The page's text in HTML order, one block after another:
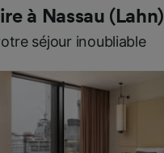
à Nassau (Lahn)
séjour inoubliable